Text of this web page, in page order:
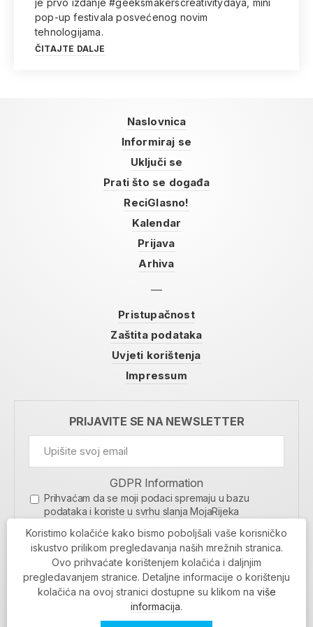
je prvo izdanje #geeksmakerscreativitydaya, mini
pop-up festivala posvećenog novim
tehnologijama.
ČITAJTE DALJE
Naslovnica
Informiraj se
Uključi se
Prati što se događa
ReciGlasno!
Kalendar
Prijava
Arhiva
Pristupačnost
Zaštita podataka
Uvjeti korištenja
Impressum
PRIJAVITE SE NA NEWSLETTER
GDPR Information
Prihvaćam da se moji podaci spremaju u bazu
podataka i koriste u svrhu slanja MojaRijeka
MOJARIJEKA NEWSLETTER
PRIJAVI SE
Koristimo kolačiće kako bismo poboljšali vaše korisničko
iskustvo prilikom pregledavanja naših mrežnih stranica.
Ovo prihvaćate korištenjem kolačića i daljnjim
pregledavanjem stranice. Detaljne informacije o korištenju
kolačića na ovoj stranici dostupne su klikom na više
informacija.